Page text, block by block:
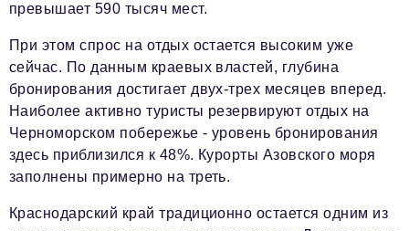
превышает 590 тысяч мест.
При этом спрос на отдых остается высоким уже
сейчас. По данным краевых властей, глубина
бронирования достигает двух-трех месяцев вперед.
Наиболее активно туристы резервируют отдых на
Черноморском побережье - уровень бронирования
здесь приблизился к 48%. Курорты Азовского моря
заполнены примерно на треть.
Краснодарский край традиционно остается одним из